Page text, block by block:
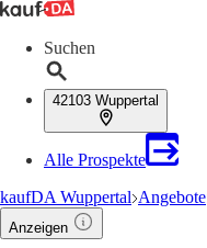
Suchen
42103 Wuppertal
Alle Prospekte
kaufDA Wuppertal Angebote
Anzeigen